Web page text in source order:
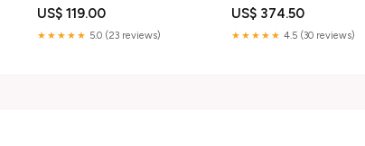
US$ 119.00
★★★★★ 5.0 (23 reviews)
US$ 374.50
★★★★★ 4.5 (30 reviews)